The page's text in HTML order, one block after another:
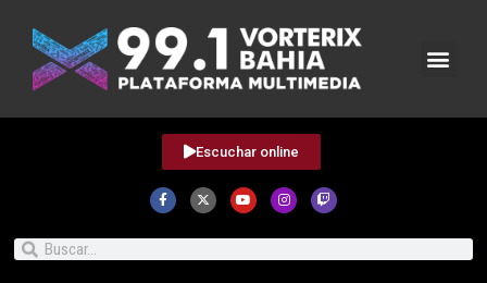
Escuchar online